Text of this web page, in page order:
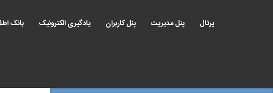
پرتال پنل مدیریت پنل کاربران یادگیری الکترونیک بانک